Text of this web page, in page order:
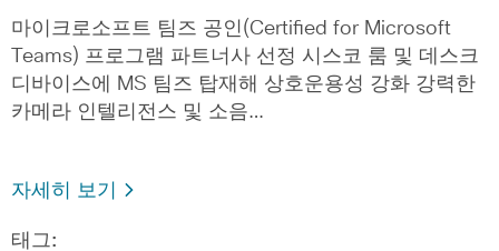
마이크로소프트 팀즈 공인(Certified for Microsoft
Teams) 프로그램 파트너사 선정 시스코 룸 및 데스크
디바이스에 MS 팀즈 탑재해 상호운용성 강화 강력한
카메라 인텔리전스 및 소음…
자세히 보기
태그: